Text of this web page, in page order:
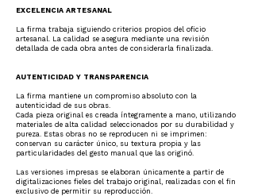
EXCELENCIA ARTESANAL
​La firma trabaja siguiendo criterios propios del oficio
artesanal. La calidad se asegura mediante una revisión
detallada de cada obra antes de considerarla finalizada.
AUTENTICIDAD Y TRANSPARENCIA
La firma mantiene un compromiso absoluto con la
autenticidad de sus obras.
Cada pieza original es creada íntegramente a mano, utilizando
materiales de alta calidad seleccionados por su durabilidad y
pureza. Estas obras no se reproducen ni se imprimen:
conservan su carácter único, su textura propia y las
particularidades del gesto manual que las originó.
Las versiones impresas se elaboran únicamente a partir de
digitalizaciones fieles del trabajo original, realizadas con el fin
exclusivo de permitir su reproducción.